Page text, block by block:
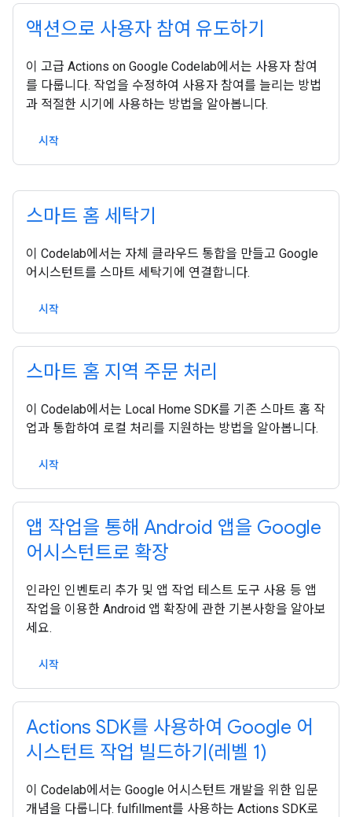
액션으로 사용자 참여 유도하기
이 고급 Actions on Google Codelab에서는 사용자 참여
를 다룹니다. 작업을 수정하여 사용자 참여를 늘리는 방법
과 적절한 시기에 사용하는 방법을 알아봅니다.
시작
스마트 홈 세탁기
이 Codelab에서는 자체 클라우드 통합을 만들고 Google
어시스턴트를 스마트 세탁기에 연결합니다.
시작
스마트 홈 지역 주문 처리
이 Codelab에서는 Local Home SDK를 기존 스마트 홈 작
업과 통합하여 로컬 처리를 지원하는 방법을 알아봅니다.
시작
앱 작업을 통해 Android 앱을 Google
어시스턴트로 확장
인라인 인벤토리 추가 및 앱 작업 테스트 도구 사용 등 앱
작업을 이용한 Android 앱 확장에 관한 기본사항을 알아보
세요.
시작
Actions SDK를 사용하여 Google 어
시스턴트 작업 빌드하기(레벨 1)
이 Codelab에서는 Google 어시스턴트 개발을 위한 입문
개념을 다룹니다. fulfillment를 사용하는 Actions SDK로